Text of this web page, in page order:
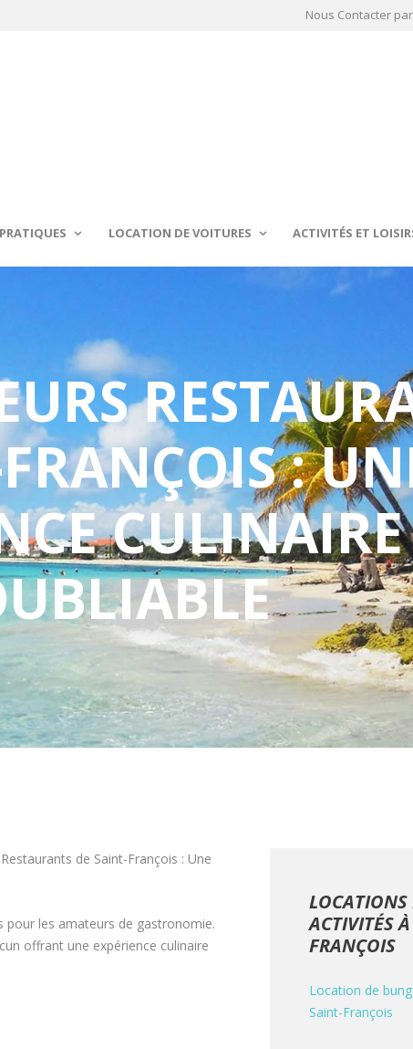
Nous Contacter par
LOCATION DE VOITURES ACTIVITÉS ET
:
CULINAIRE
de Saint-François : Une
pour les amateurs de gastronomie.
offrant une expérience culinaire
LOCATIONS
ACTIVITÉS
FRANÇOIS
Location de
Saint-François